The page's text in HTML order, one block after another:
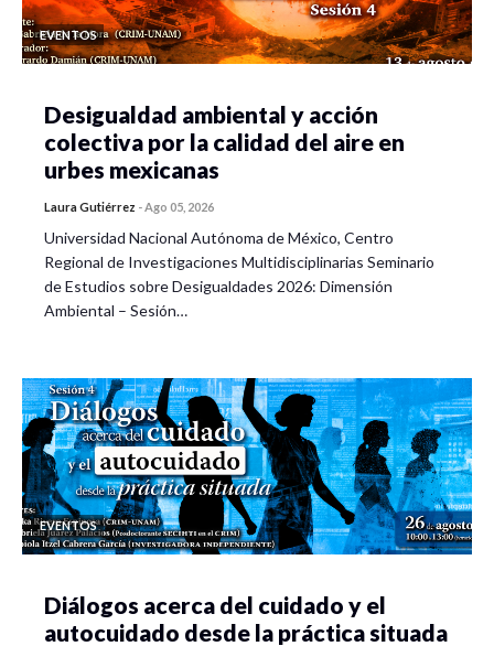
EVENTOS
Desigualdad ambiental y acción
colectiva por la calidad del aire en
urbes mexicanas
Laura Gutiérrez -Ago 05, 2026
Universidad Nacional Autónoma de México, Centro
Regional de Investigaciones Multidisciplinarias Seminario
de Estudios sobre Desigualdades 2026: Dimensión
Ambiental – Sesión…
EVENTOS
Diálogos acerca del cuidado y el
autocuidado desde la práctica situada